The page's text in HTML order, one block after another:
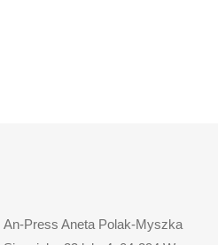
An-Press Aneta Polak-Myszka